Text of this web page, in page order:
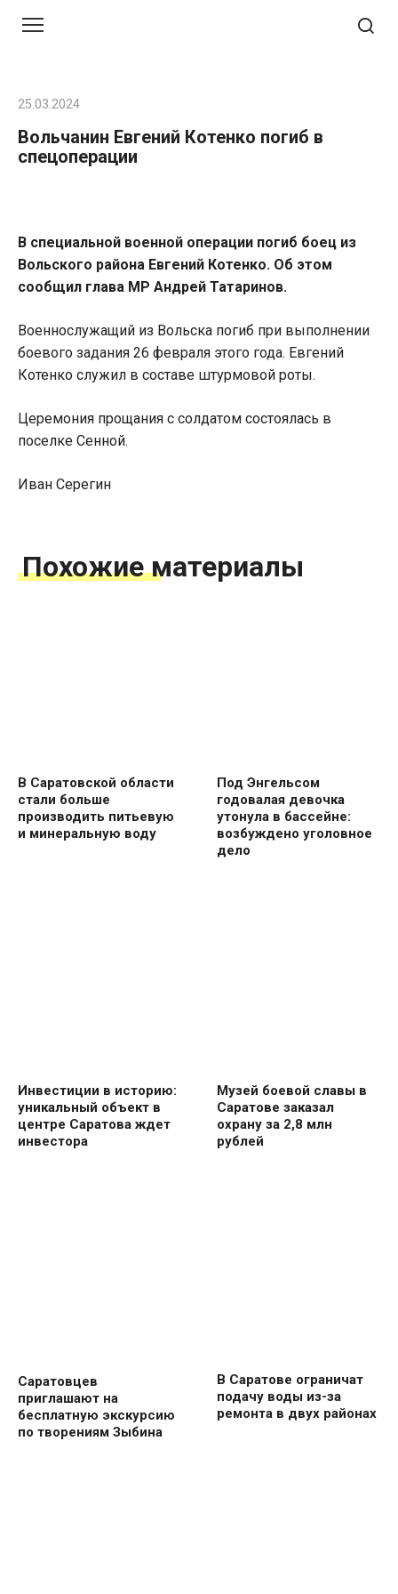
25.03.2024
Вольчанин Евгений Котенко погиб в
спецоперации
В специальной военной операции погиб боец из
Вольского района Евгений Котенко. Об этом
сообщил глава МР Андрей Татаринов.
Военнослужащий из Вольска погиб при выполнении
боевого задания 26 февраля этого года. Евгений
Котенко служил в составе штурмовой роты.
Церемония прощания с солдатом состоялась в
поселке Сенной.
Иван Серегин
Похожие материалы
В Саратовской области
стали больше
производить питьевую
и минеральную воду
Под Энгельсом
годовалая девочка
утонула в бассейне:
возбуждено уголовное
дело
Инвестиции в историю:
уникальный объект в
центре Саратова ждет
инвестора
Музей боевой славы в
Саратове заказал
охрану за 2,8 млн
рублей
Саратовцев
приглашают на
бесплатную экскурсию
по творениям Зыбина
В Саратове ограничат
подачу воды из-за
ремонта в двух районах